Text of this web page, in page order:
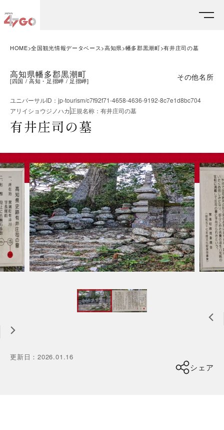
HOME 全国観光情報データベース 高知県 幡多郡黒潮町 有井庄司の墓
高知県幡多郡黒潮町
[四国 高知・足摺岬 足摺岬] その他名所
ユニバーサルID ： jp-tourism/c7f92f71-4658-4636-9192-8c7e1d8bc704
アリイショウジノハカ正規名称 ： 有井庄司の墓
有井庄司の墓
更新日 ：2026.01.16
シェア